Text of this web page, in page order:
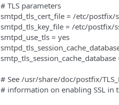
# TLS parameters
smtpd_tls_cert_file = /etc/postfix/
smtpd_tls_key_file = /etc/postfix/
smtpd_use_tls = yes
# See /usr/share/doc/postfix/
# information on enabling SSL in